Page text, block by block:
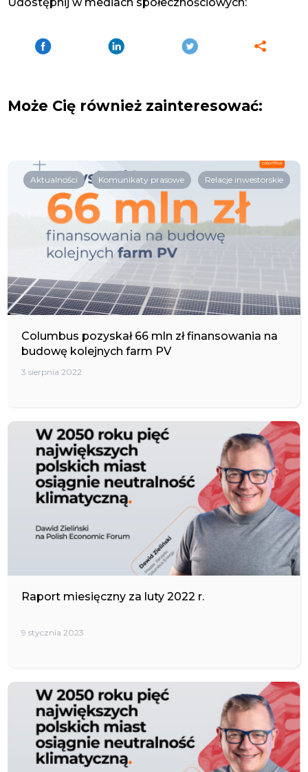
Może Cię również zainteresować:
Aktualności Komunikaty prasowe Relacje inwestorskie
Columbus pozyskał 66 mln zł finansowania na
budowę kolejnych farm PV
3 sierpnia 2022
Raport miesięczny za luty 2022 r.
9 stycznia 2023